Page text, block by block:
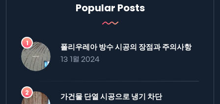
Popular Posts
폴리우레아 방수 시공의 장점과 주의사항
13 1월 2024
가건물 단열 시공으로 냉기 차단